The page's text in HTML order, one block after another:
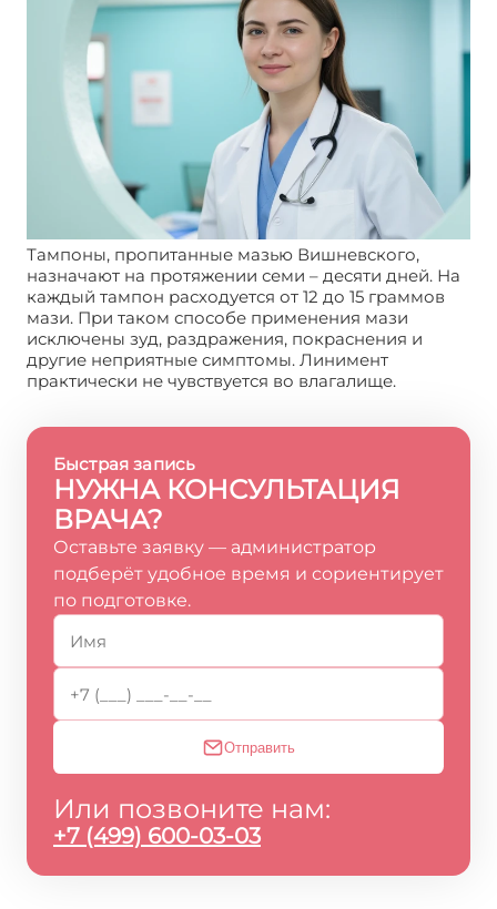
Тампоны, пропитанные мазью Вишневского,
назначают на протяжении семи – десяти дней. На
каждый тампон расходуется от 12 до 15 граммов
мази. При таком способе применения мази
исключены зуд, раздражения, покраснения и
другие неприятные симптомы. Линимент
практически не чувствуется во влагалище.
Быстрая запись
НУЖНА КОНСУЛЬТАЦИЯ
ВРАЧА?
Оставьте заявку — администратор
подберёт удобное время и сориентирует
по подготовке.
Отправить
Или позвоните нам:
+7 (499) 600-03-03